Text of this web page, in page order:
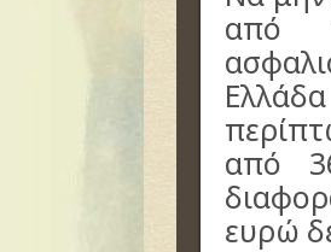
από
από
ευρώ